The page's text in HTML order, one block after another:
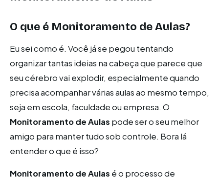
O que é Monitoramento de Aulas?
Eu sei como é. Você já se pegou tentando
organizar tantas ideias na cabeça que parece que
seu cérebro vai explodir, especialmente quando
precisa acompanhar várias aulas ao mesmo tempo,
seja em escola, faculdade ou empresa. O
Monitoramento de Aulas pode ser o seu melhor
amigo para manter tudo sob controle. Bora lá
entender o que é isso?
Monitoramento de Aulas é o processo de